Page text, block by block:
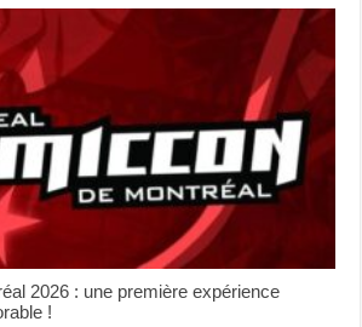
2026 : une première expérience
!